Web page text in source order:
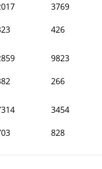
3769
426
9823
266
3454
828